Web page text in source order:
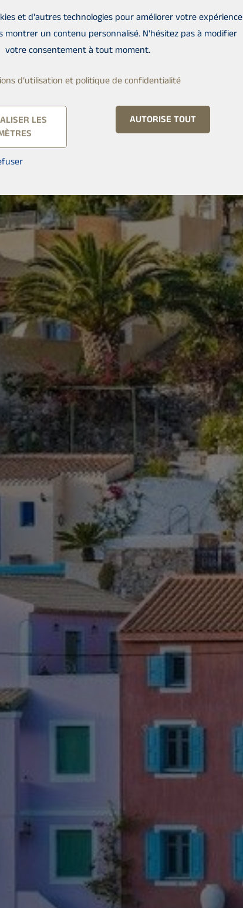
et d'autres technologies pour améliorer votre expérience
un contenu personnalisé. N'hésitez pas à modifier
votre consentement à tout moment.
d’utilisation et politique de confidentialité
LES
AUTORISE TOUT